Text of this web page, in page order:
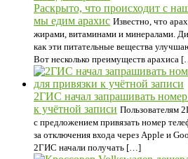
Раскрыто, что происходит с
мы едим арахис Известно, что
жирами, витаминами и минералами.
как эти питательные вещества
Вот несколько преимуществ арахиса
2ГИС начал запрашивать
к учётной записи Пользователям
с предложением привязать номер
за отключения входа через Apple и
2ГИС начали получать […]